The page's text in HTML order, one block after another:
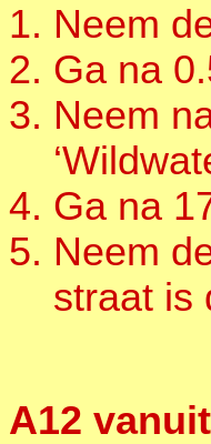
Neem
Ga na
Neem
Ga na
Neem
straat is
A12